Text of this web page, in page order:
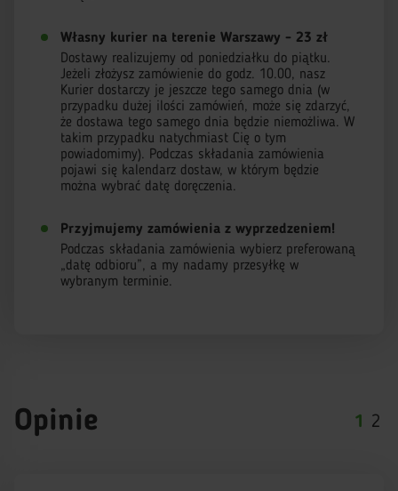
Własny kurier na terenie Warszawy - 23 zł
Dostawy realizujemy od poniedziałku do piątku.
Jeżeli złożysz zamówienie do godz. 10.00, nasz
Kurier dostarczy je jeszcze tego samego dnia (w
przypadku dużej ilości zamówień, może się zdarzyć,
że dostawa tego samego dnia będzie niemożliwa. W
takim przypadku natychmiast Cię o tym
powiadomimy). Podczas składania zamówienia
pojawi się kalendarz dostaw, w którym będzie
można wybrać datę doręczenia.
Przyjmujemy zamówienia z wyprzedzeniem!
Podczas składania zamówienia wybierz preferowaną
„datę odbioru”, a my nadamy przesyłkę w
wybranym terminie.
Opinie 1 2